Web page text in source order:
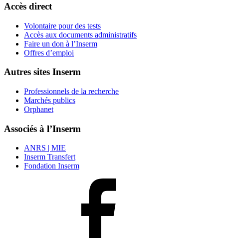
Accès direct
Volontaire pour des tests
Accès aux documents administratifs
Faire un don à l’Inserm
Offres d’emploi
Autres sites Inserm
Professionnels de la recherche
Marchés publics
Orphanet
Associés à l’Inserm
ANRS | MIE
Inserm Transfert
Fondation Inserm